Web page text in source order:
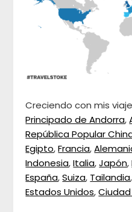
Creciendo con mis
Principado de Andorra,
República Popular
Egipto,Francia,
Indonesia,Italia,Japón,
España,Suiza, Tailandia
Estados Unidos,